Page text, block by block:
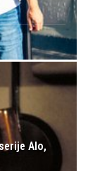
Alo,